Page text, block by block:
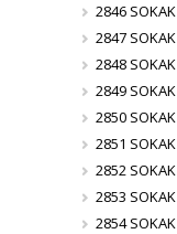
2846 SOKAK
2847 SOKAK
2848 SOKAK
2849 SOKAK
2850 SOKAK
2851 SOKAK
2852 SOKAK
2853 SOKAK
2854 SOKAK